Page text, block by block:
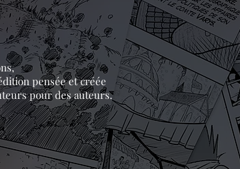
pensée et créée
pour des auteurs.